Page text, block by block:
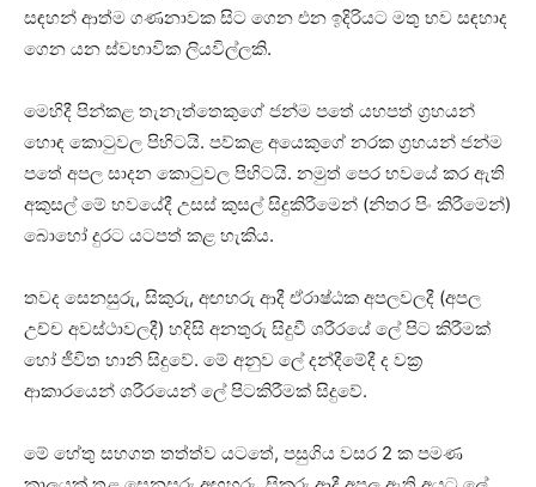
සඳහන් ආත්ම ගණනාවක සිට ගෙන එන ඉදිරියට මතු භව සඳහාද
ගෙන යන ස්‌වභාවික ලියවිල්ලකි.
මෙහිදී පින්කළ තැනැත්තෙකුගේ ජන්ම පතේ යහපත් ග්‍රහයන්
හොඳ කොටුවල පිහිටයි. පව්කළ අයෙකුගේ නරක ග්‍රහයන් ජන්ම
පතේ අපල සාදන කොටුවල පිහිටයි. නමුත් පෙර භවයේ කර ඇති
අකුසල් මේ භවයේදී උසස්‌ කුසල් සිදුකිරීමෙන් (නිතර පිං කිරීමෙන්)
බොහෝ දුරට යටපත් කළ හැකිය.
තවද සෙනසුරු, සිකුරු, අඟහරු ආදී ඒරාෂ්ඨක අපලවලදී (අපල
උච්ච අවස්‌ථාවලදී) හදිසි අනතුරු සිදුවී ශරීරයේ ලේ පිට කිරීමක්‌
හෝ ජීවිත හානි සිදුවේ. මේ අනුව ලේ දන්දීමේදී ද වක්‍ර
ආකාරයෙන් ශරීරයෙන් ලේ පිටකිරීමක්‌ සිදුවේ.
මේ හේතු සහගත තත්ත්ව යටතේ, පසුගිය වසර 2 ක පමණ